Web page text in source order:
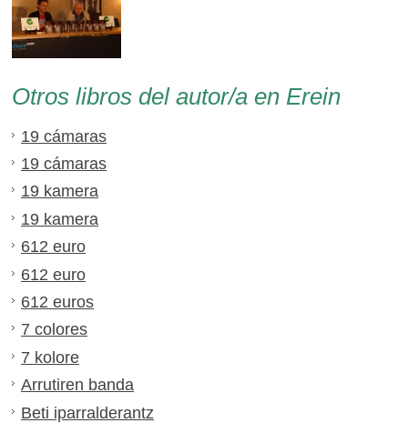
Otros libros del autor/a en Erein
19 cámaras
19 cámaras
19 kamera
19 kamera
612 euro
612 euro
612 euros
7 colores
7 kolore
Arrutiren banda
Beti iparralderantz